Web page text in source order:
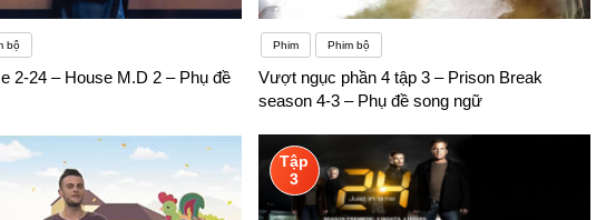
bộ
2-24 – House M.D 2 – Phụ đề
Phim Phim bộ
Vượt ngục phần 4 tập 3 – Prison Break
season 4-3 – Phụ đề song ngữ
Tập
3